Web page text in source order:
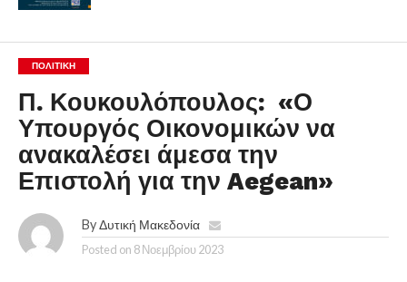
ΠΟΛΙΤΙΚΉ
Π. Κουκουλόπουλος: «Ο
Υπουργός Οικονομικών να
ανακαλέσει άμεσα την
Επιστολή για την Aegean»
By Δυτική Μακεδονία
Posted on 8 Νοεμβρίου 2023